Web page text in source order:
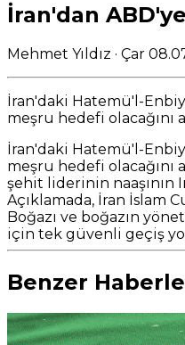
İran'dan
Mehmet Yıldız · Çar
İran'daki Hatemü'l-
meşru hedefi olacağını
İran'daki Hatemü'l-
meşru hedefi olacağını
şehit liderinin naaşının
Açıklamada, İran İslam
Boğazı ve boğazın
için tek güvenli geçiş
Benzer